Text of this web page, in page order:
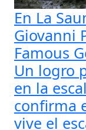
En La
Giovanni
Famous
Un logro
en la
confirma
vive el